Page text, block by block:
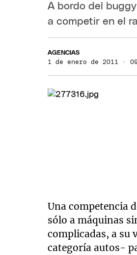
A bordo del
a competir en el
AGENCIAS
1 de enero de 2011 ·
Una competencia
sólo a máquinas
complicadas, a su
categoría autos-